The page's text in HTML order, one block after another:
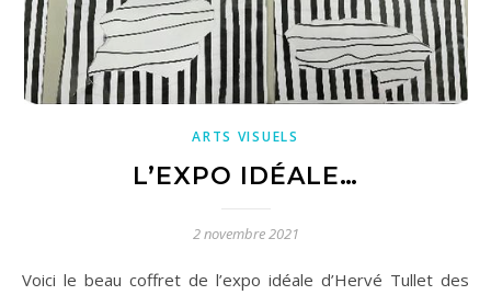
ARTS VISUELS
L’EXPO IDÉALE…
2 novembre 2021
Voici le beau coffret de l’expo idéale d’Hervé Tullet des